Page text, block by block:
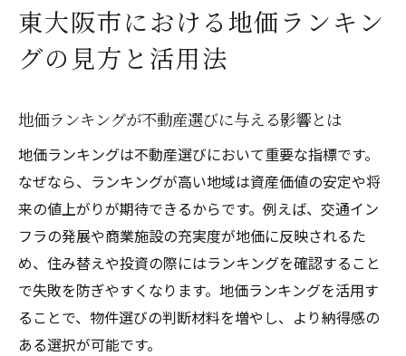
東大阪市における地価ランキン
グの見方と活用法
地価ランキングが不動産選びに与える影響とは
地価ランキングは不動産選びにおいて重要な指標です。
なぜなら、ランキングが高い地域は資産価値の安定や将
来の値上がりが期待できるからです。例えば、交通イン
フラの発展や商業施設の充実度が地価に反映されるた
め、住み替えや投資の際にはランキングを確認すること
で失敗を防ぎやすくなります。地価ランキングを活用す
ることで、物件選びの判断材料を増やし、より納得感の
ある選択が可能です。